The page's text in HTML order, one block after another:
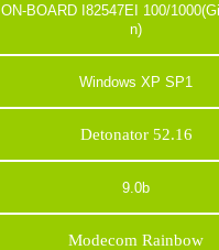
ON-BOARD I82547EI 100/
n)
Windows XP SP1
Detonator 52.16
9.0b
Modecom Rainbow